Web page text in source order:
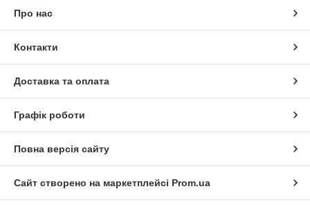
Про нас
Контакти
Доставка та оплата
Графік роботи
Повна версія сайту
Сайт створено на маркетплейсі Prom.ua